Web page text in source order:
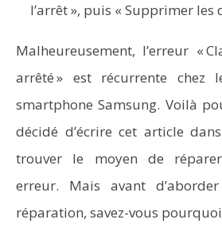
l’arrêt », puis « Supprimer les
Malheureusement, l’erreur «
arrêté » est récurrente chez
smartphone Samsung. Voilà
décidé d’écrire cet article
trouver le moyen de
erreur. Mais avant
réparation, savez-vous